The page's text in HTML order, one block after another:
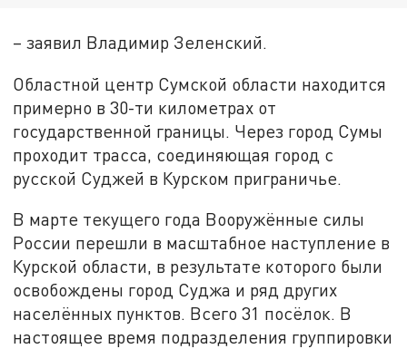
– заявил Владимир Зеленский.
Областной центр Сумской области находится
примерно в 30-ти километрах от
государственной границы. Через город Сумы
проходит трасса, соединяющая город с
русской Суджей в Курском приграничье.
В марте текущего года Вооружённые силы
России перешли в масштабное наступление в
Курской области, в результате которого были
освобождены город Суджа и ряд других
населённых пунктов. Всего 31 посёлок. В
настоящее время подразделения группировки